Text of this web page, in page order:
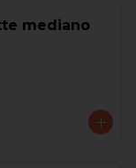
mediano